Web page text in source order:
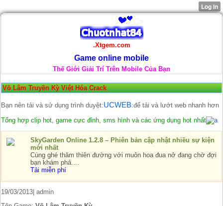
.Xtgem.com
Game online mobile
Thế Giới Giải Trí Trên Mobile Của Bạn
Võ Lâm Truyền Kỳ Việt Hóa Crack
Bạn nên tải và sử dụng trình duyệt:UCWEB:để tải và lướt web nhanh hơn
Tổng hợp clip hot, game cực đỉnh, sms hình và các ứng dụng hot nhất
SkyGarden Online 1.2.8 – Phiên bản cập nhật nhiều sự kiện
mới nhất
Cùng ghé thăm thiên đường với muôn hoa đua nở đang chờ đợi
bạn khám phá....
Tải miễn phí
19/03/2013| admin